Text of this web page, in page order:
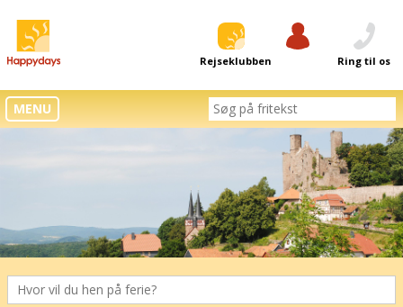
Rejseklubben Ring til os
MENU